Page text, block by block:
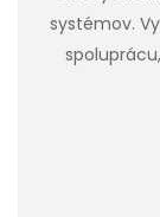
systémov.